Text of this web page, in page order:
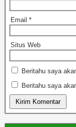
Email *
Situs Web
Beritahu saya
Beritahu saya